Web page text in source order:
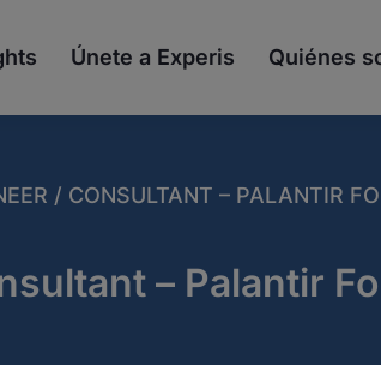
Únete a Experis Quiénes
/ CONSULTANT – PALANTIR
– Palantir